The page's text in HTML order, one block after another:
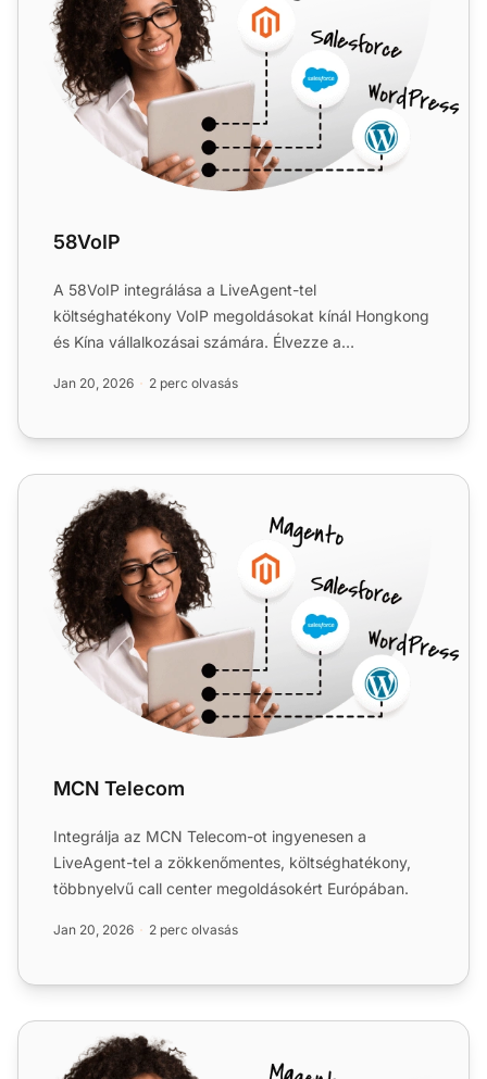
58VoIP
A 58VoIP integrálása a LiveAgent-tel
költséghatékony VoIP megoldásokat kínál Hongkong
és Kína vállalkozásai számára. Élvezze a
Jan 20, 2026 2 perc olvasás
MCN Telecom
MCN Telecom
Integrálja az MCN Telecom-ot ingyenesen a
LiveAgent-tel a zökkenőmentes, költséghatékony,
többnyelvű call center megoldásokért Európában.
Jan 20, 2026 2 perc olvasás
Xinix